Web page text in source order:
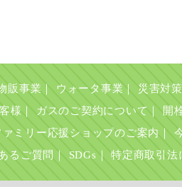
販事業 ウォータ事業 災害対
様 ガスのご契約について 開
ミリー応援ショップのご案内
るご質問 SDGs 特定商取引法